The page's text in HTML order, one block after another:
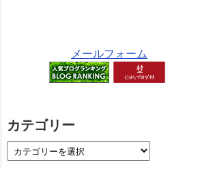
メールフォーム
カテゴリー